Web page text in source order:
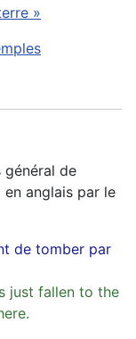
»
général de
anglais par le
de tomber par
just fallen to the